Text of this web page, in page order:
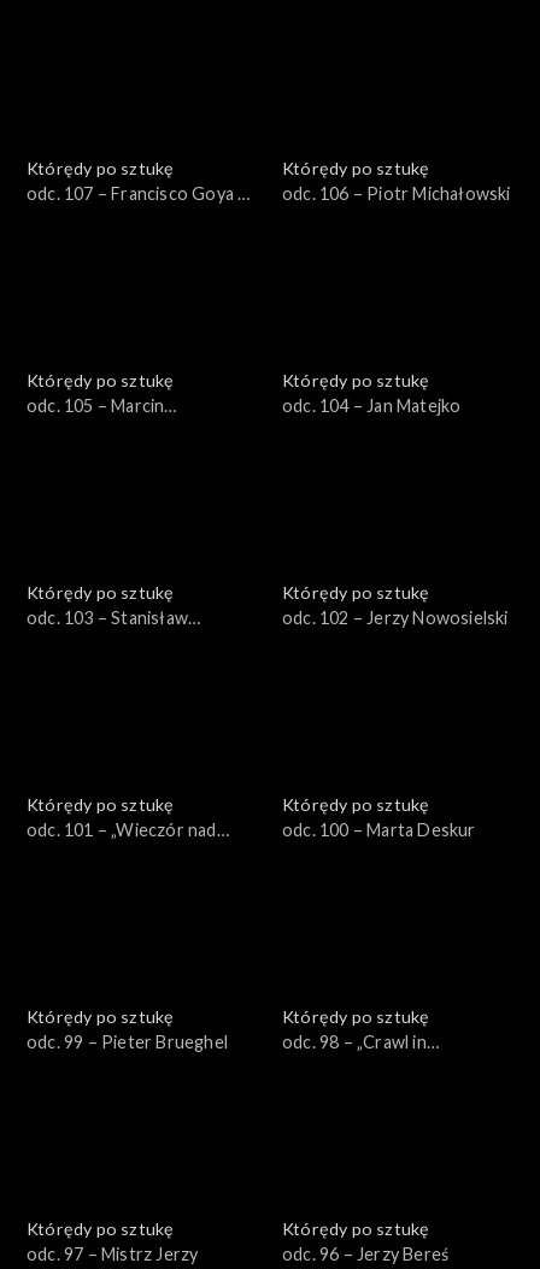
Którędy po sztukę
odc. 107 – Francisco Goya y
Którędy po sztukę
odc. 106 – Piotr Michałowski
Którędy po sztukę
odc. 105 – Marcin
Którędy po sztukę
odc. 104 – Jan Matejko
Którędy po sztukę
odc. 103 – Stanisław
Którędy po sztukę
odc. 102 – Jerzy Nowosielski
Którędy po sztukę
odc. 101 – „Wieczór nad
Którędy po sztukę
odc. 100 – Marta Deskur
Którędy po sztukę
odc. 99 – Pieter Brueghel
Którędy po sztukę
odc. 98 – „Crawl in
Którędy po sztukę
odc. 97 – Mistrz Jerzy
Którędy po sztukę
odc. 96 – Jerzy Bereś